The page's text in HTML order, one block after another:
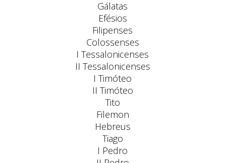
Gálatas
Efésios
Filipenses
Colossenses
I Tessalonicenses
II Tessalonicenses
I Timóteo
II Timóteo
Tito
Filemon
Hebreus
Tiago
I Pedro